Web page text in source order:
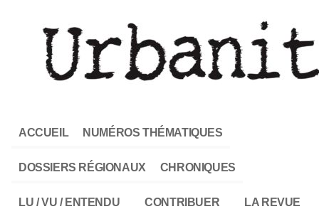
ACCUEIL NUMÉROS THÉMATIQUES
DOSSIERS RÉGIONAUX CHRONIQUES
LU / VU / ENTENDU CONTRIBUER LA REVUE